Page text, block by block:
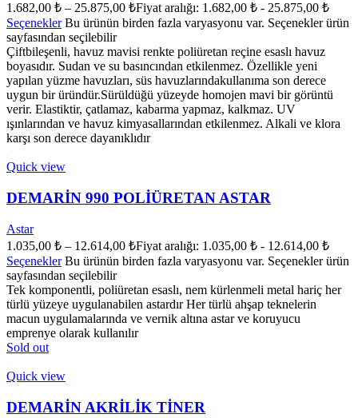
1.682,00 ₺ – 25.875,00 ₺Fiyat aralığı: 1.682,00 ₺ - 25.875,00 ₺
Seçenekler Bu ürünün birden fazla varyasyonu var. Seçenekler ürün
sayfasından seçilebilir
Çiftbileşenli, havuz mavisi renkte poliüretan reçine esaslı havuz
boyasıdır. Sudan ve su basıncından etkilenmez. Özellikle yeni
yapılan yüzme havuzları, süs havuzlarındakullanıma son derece
uygun bir üründür.Sürüldüğü yüzeyde homojen mavi bir görüntü
verir. Elastiktir, çatlamaz, kabarma yapmaz, kalkmaz. UV
ışınlarından ve havuz kimyasallarından etkilenmez. Alkali ve klora
karşı son derece dayanıklıdır
Quick view
DEMARİN 990 POLİÜRETAN ASTAR
Astar
1.035,00 ₺ – 12.614,00 ₺Fiyat aralığı: 1.035,00 ₺ - 12.614,00 ₺
Seçenekler Bu ürünün birden fazla varyasyonu var. Seçenekler ürün
sayfasından seçilebilir
Tek komponentli, poliüretan esaslı, nem kürlenmeli metal hariç her
türlü yüzeye uygulanabilen astardır Her türlü ahşap teknelerin
macun uygulamalarında ve vernik altına astar ve koruyucu
emprenye olarak kullanılır
Sold out
Quick view
DEMARİN AKRİLİK TİNER